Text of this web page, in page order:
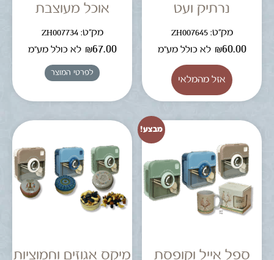
נרתיק ועט
מק"ט: ZH007645
₪60.00 לא כולל מע"מ
אוכל מעוצבת
מק"ט: ZH007734
₪67.00 לא כולל מע"מ
לפרטי המוצר
מבצע!
ספל אייל וקופסת
מיקס אגוזים וחמוציות